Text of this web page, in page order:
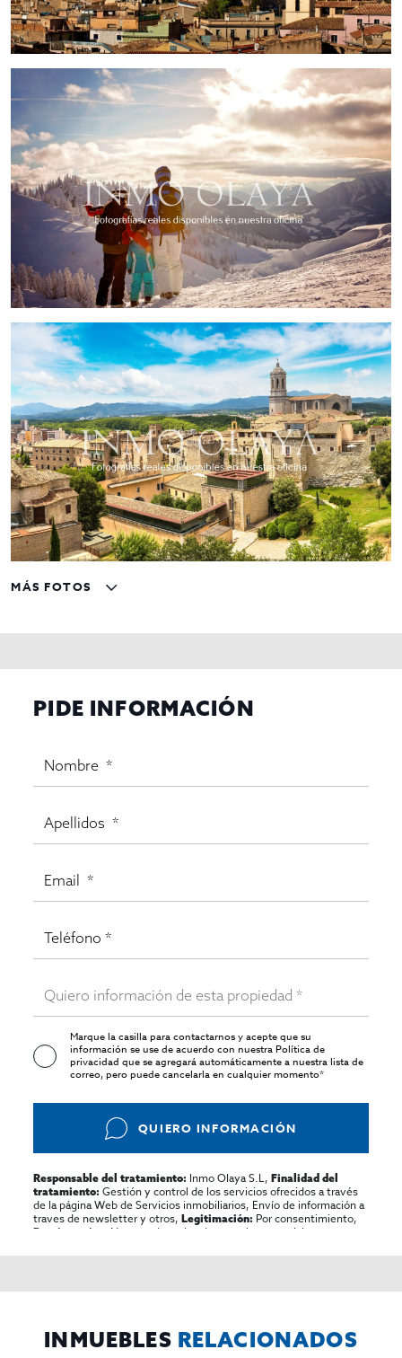
MÁS FOTOS
PIDE INFORMACIÓN
Marque la casilla para contactarnos y acepte que su
información se use de acuerdo con nuestraPolítica de
privacidadque se agregará automáticamente a nuestra lista de
correo, pero puede cancelarla en cualquier momento*
QUIERO INFORMACIÓN
Responsable del tratamiento: Inmo Olaya S.L,Finalidad del
tratamiento: Gestión y control de los servicios ofrecidos a través
de la página Web de Servicios inmobiliarios, Envío de información a
traves de newsletter y otros,Legitimación: Por consentimiento,
Destinatarios:
No se cederan los datos, salvo para elaborar
rectificar y suprimir los datos, solicitar la portabilidad de los
INMUEBLES RELACIONADOS